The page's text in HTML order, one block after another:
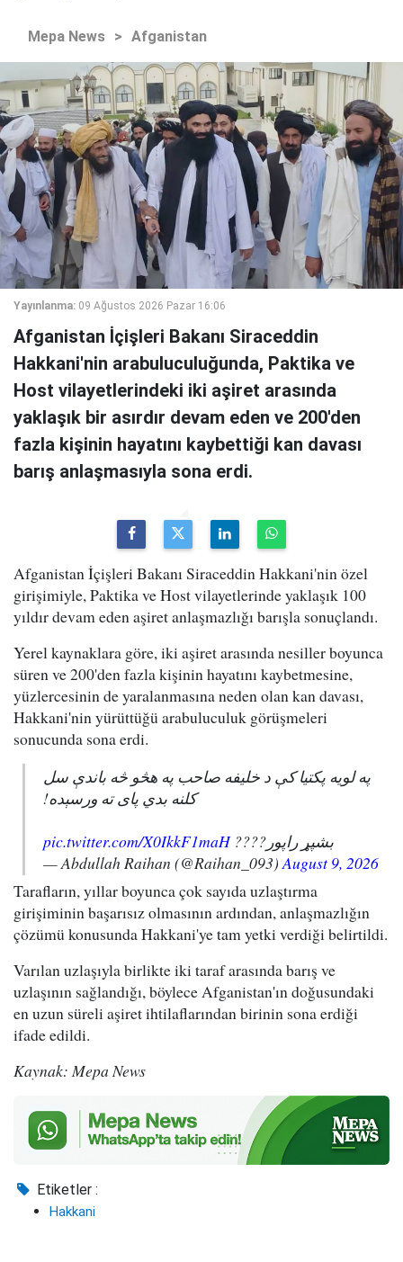
Mepa News > Afganistan
Yayınlanma: 09 Ağustos 2026 Pazar 16:06
Afganistan İçişleri Bakanı Siraceddin
Hakkani'nin arabuluculuğunda, Paktika ve
Host vilayetlerindeki iki aşiret arasında
yaklaşık bir asırdır devam eden ve 200'den
fazla kişinin hayatını kaybettiği kan davası
barış anlaşmasıyla sona erdi.
Afganistan İçişleri Bakanı Siraceddin Hakkani'nin özel
girişimiyle, Paktika ve Host vilayetlerinde yaklaşık 100
yıldır devam eden aşiret anlaşmazlığı barışla sonuçlandı.
Yerel kaynaklara göre, iki aşiret arasında nesiller boyunca
süren ve 200'den fazla kişinin hayatını kaybetmesine,
yüzlercesinin de yaralanmasına neden olan kan davası,
Hakkani'nin yürüttüğü arabuluculuk görüşmeleri
sonucunda sona erdi.
په لویه پکتیا کې د خلیفه صاحب په هڅو څه باندې سل
کلنه بدي پای ته ورسېده!
بشپړ راپور????pic.twitter.com/X0IkkF1maH
— Abdullah Raihan (@Raihan_093)August 9, 2026
Tarafların, yıllar boyunca çok sayıda uzlaştırma
girişiminin başarısız olmasının ardından, anlaşmazlığın
çözümü konusunda Hakkani'ye tam yetki verdiği belirtildi.
Varılan uzlaşıyla birlikte iki taraf arasında barış ve
uzlaşının sağlandığı, böylece Afganistan'ın doğusundaki
en uzun süreli aşiret ihtilaflarından birinin sona erdiği
ifade edildi.
Kaynak: Mepa News
Etiketler :
Hakkani